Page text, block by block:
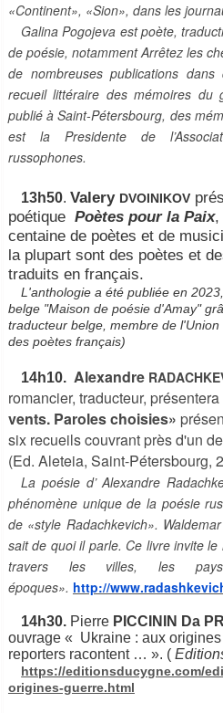
«Continent», «Sion», dans les
Galina Pogojeva est poète,
de poésie, notamment Arrêtez les
de nombreuses publications dans
recueil littéraire des mémoires du
publié à Saint-Pétersbourg, des
est la Presidente de
russophones.
13h50.Valery DVOINIKOV
poétique Poètes pour la Paix,
centaine de poètes et de
la plupart sont des poètes et
traduits en français.
L'anthologie a été publiée en
belge "Maison de poésie d'Amay"
traducteur belge, membre de
des poètes français)
14h10. Alexandre
romancier, traducteur,
vents. Paroles choisies»
six recueils couvrant près d'un
(Ed. Aleteia, Saint-Pétersbourg,
La poésie d’ Alexandre
phénomène unique de la poésie
de «style Radachkevich».
sait de quoi il parle. Ce livre invite
travers les villes, les
époques». http://
14h30. Pierre PICCININ Da
ouvrage « Ukraine : aux
reporters racontent … ». (
https://editionsducygne.com/
origines-guerre.html